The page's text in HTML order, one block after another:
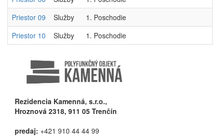
Priestor 09
Služby
1. Poschodie
Priestor 10
Služby 1. Poschodie
Rezidencia Kamenná, s.r.o.,
Hroznová 2318, 911 05 Trenčín
predaj: +421 910 44 44 99